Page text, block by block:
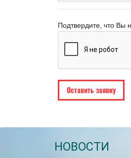
Подтвердите, что Вы
НОВОСТИ